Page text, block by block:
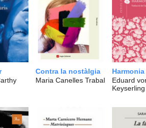
Contra la nostàlgia
Maria Canelles Trabal
Harmonia
Eduard
Keyserling